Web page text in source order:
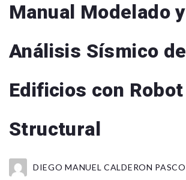
Manual Modelado y
Análisis Sísmico de
Edificios con Robot
Structural
DIEGO MANUEL CALDERON PASCO